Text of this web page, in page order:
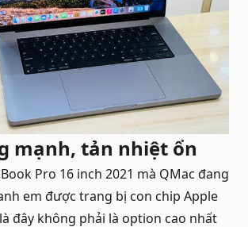
mạnh, tản nhiệt ổn
Pro 16 inch 2021 mà QMac đang
em được trang bị con chip Apple
đây không phải là option cao nhất